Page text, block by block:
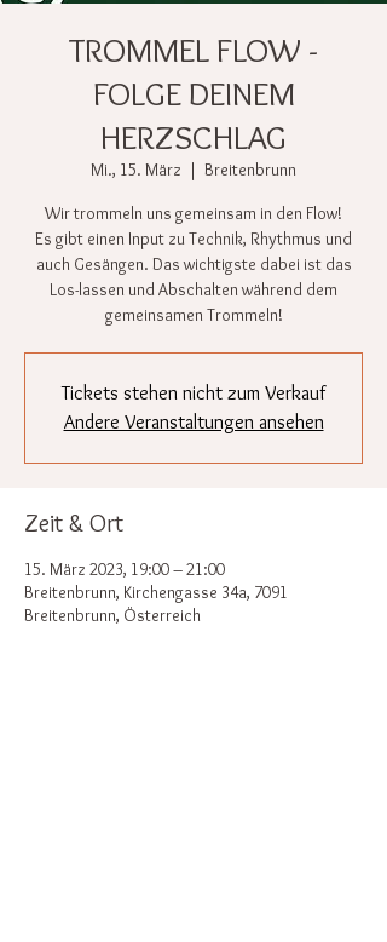
TROMMEL FLOW -
FOLGE DEINEM
HERZSCHLAG
Mi., 15. März
  |
Breitenbrunn
Wir trommeln uns gemeinsam in den Flow!
Es gibt einen Input zu Technik, Rhythmus und
auch Gesängen. Das wichtigste dabei ist das
Los-lassen und Abschalten während dem
gemeinsamen Trommeln!
Tickets stehen nicht zum Verkauf
Andere Veranstaltungen ansehen
Zeit & Ort
15. März 2023, 19:00 – 21:00
Breitenbrunn, Kirchengasse 34a, 7091
Breitenbrunn, Österreich